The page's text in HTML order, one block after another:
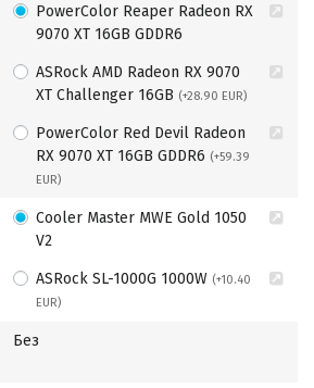
PowerColor Reaper Radeon RX
9070 XT 16GB GDDR6
ASRock AMD Radeon RX 9070
XT Challenger 16GB (+28.90 EUR)
PowerColor Red Devil Radeon
RX 9070 XT 16GB GDDR6 (+59.39
EUR)
Cooler Master MWE Gold 1050
V2
ASRock SL-1000G 1000W (+10.40
EUR)
Без